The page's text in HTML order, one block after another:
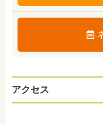
アクセス